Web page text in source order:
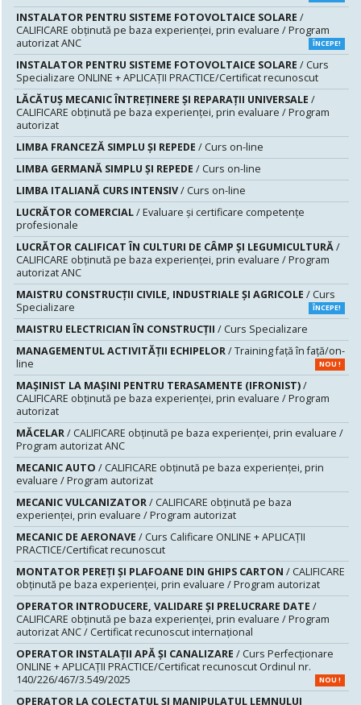
INSTALATOR PENTRU SISTEME FOTOVOLTAICE SOLARE /
CALIFICARE obținută pe baza experienței, prin evaluare / Program
autorizat ANC
ÎNCEPE!
INSTALATOR PENTRU SISTEME FOTOVOLTAICE SOLARE / Curs
Specializare ONLINE + APLICAȚII PRACTICE/Certificat recunoscut
LĂCĂTUŞ MECANIC ÎNTREŢINERE ŞI REPARAŢII UNIVERSALE /
CALIFICARE obținută pe baza experienței, prin evaluare / Program
autorizat
LIMBA FRANCEZĂ SIMPLU ȘI REPEDE / Curs on-line
LIMBA GERMANĂ SIMPLU ȘI REPEDE / Curs on-line
LIMBA ITALIANĂ CURS INTENSIV/ Curs on-line
LUCRĂTOR COMERCIAL/ Evaluare şi certificare competenţe
profesionale
LUCRĂTOR CALIFICAT ÎN CULTURI DE CÂMP ȘI LEGUMICULTURĂ/
CALIFICARE obținută pe baza experienței, prin evaluare / Program
autorizat ANC
MAISTRU CONSTRUCŢII CIVILE, INDUSTRIALE ŞI AGRICOLE / Curs
Specializare
ÎNCEPE!
MAISTRU ELECTRICIAN ÎN CONSTRUCŢII / Curs Specializare
MANAGEMENTUL ACTIVITĂȚII ECHIPELOR/ Training față în față/on-
line
NOU !
MAŞINIST LA MAŞINI PENTRU TERASAMENTE (IFRONIST)/
CALIFICARE obținută pe baza experienței, prin evaluare / Program
autorizat
MĂCELAR/ CALIFICARE obținută pe baza experienței, prin evaluare /
Program autorizat ANC
MECANIC AUTO / CALIFICARE obținută pe baza experienței, prin
evaluare / Program autorizat
MECANIC VULCANIZATOR/ CALIFICARE obținută pe baza
experienței, prin evaluare / Program autorizat
MECANIC DE AERONAVE / Curs Calificare ONLINE + APLICAȚII
PRACTICE/Certificat recunoscut
MONTATOR PEREŢI ŞI PLAFOANE DIN GHIPS CARTON / CALIFICARE
obținută pe baza experienței, prin evaluare / Program autorizat
OPERATOR INTRODUCERE, VALIDARE ȘI PRELUCRARE DATE /
CALIFICARE obținută pe baza experienței, prin evaluare / Program
autorizat ANC / Certificat recunoscut internațional
OPERATOR INSTALAȚII APĂ ȘI CANALIZARE / Curs Perfecționare
ONLINE + APLICAȚII PRACTICE/Certificat recunoscut Ordinul nr.
140/226/467/3.549/2025
NOU !
OPERATOR LA COLECTATUL ȘI MANIPULATUL LEMNULUI